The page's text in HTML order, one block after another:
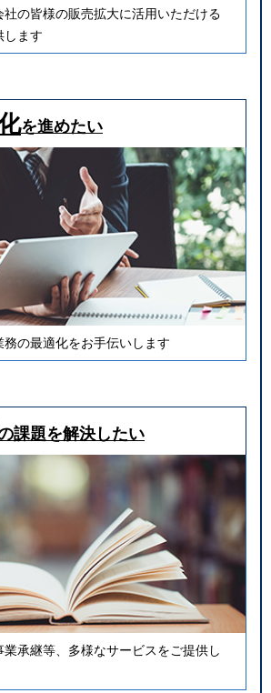
社の皆様の販売拡大に活用いただける
します
を進めたい
務の最適化をお手伝いします
課題を解決したい
承継等、多様なサービスをご提供し